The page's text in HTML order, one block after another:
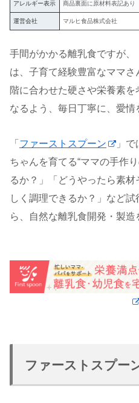
アレルギー表示 商品裏面に原材料表記あり
運営会社 マルヒ食品株式会社
手間がかかる離乳食ですが、
は、子育て経験豊富なママ
階に合わせた硬さや栄養素
なるよう、毎日丁寧に、愛情
「 ファーストスプーン
」
ちゃんを育てる“ママの手作
るか？」「どうやったら素
しく調理できるか？」など
ら、自然な離乳食開発・製造
ファーストスプー